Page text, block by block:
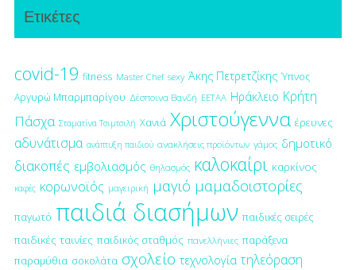
Ετικέτες
covid-19 fitness Master Chef sexy Άκης Πετρετζίκης Ύπνος
Αργυρώ Μπαρμπαρίγου Δέσποινα Βανδή ΕΕΤΑΑ Ηράκλειο Κρήτη
Πάσχα Σταματίνα Τσιμτσιλή Χανιά Χριστούγεννα έρευνες
αδυνάτισμα ανάπτυξη παιδιού ανακλήσεις προϊόντων γάμος δημοτικό
διακοπές εμβολιασμός θηλασμός καλοκαίρι καρκίνος
καφές κορωνοϊός μαγειρική μαγιό μαμαδοιστορίες
παγωτό παιδιά διασήμων παιδικές σειρές
παιδικές ταινίες παιδικός σταθμός πανελλήνιες παράξενα
παραμύθια σοκολάτα σχολείο τεχνολογία τηλεόραση